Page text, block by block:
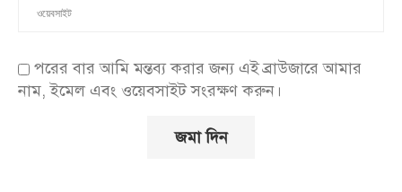
পরের বার আমি মন্তব্য করার জন্য এই ব্রাউজারে আমার
নাম, ইমেল এবং ওয়েবসাইট সংরক্ষণ করুন।